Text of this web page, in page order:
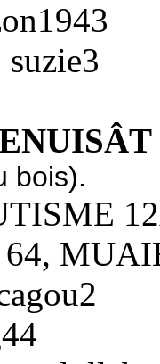
suzie3
bois).